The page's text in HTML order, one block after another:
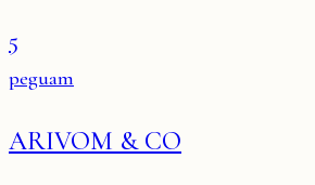
5
peguam
ARIVOM & CO